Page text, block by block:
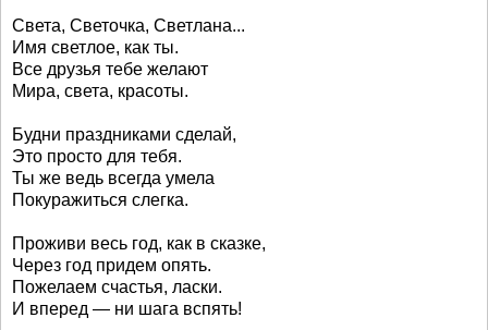
Света, Светочка, Светлана...
Имя светлое, как ты.
Все друзья тебе желают
Мира, света, красоты.
Будни праздниками сделай,
Это просто для тебя.
Ты же ведь всегда умела
Покуражиться слегка.
Проживи весь год, как в сказке,
Через год придем опять.
Пожелаем счастья, ласки.
И вперед — ни шага вспять!